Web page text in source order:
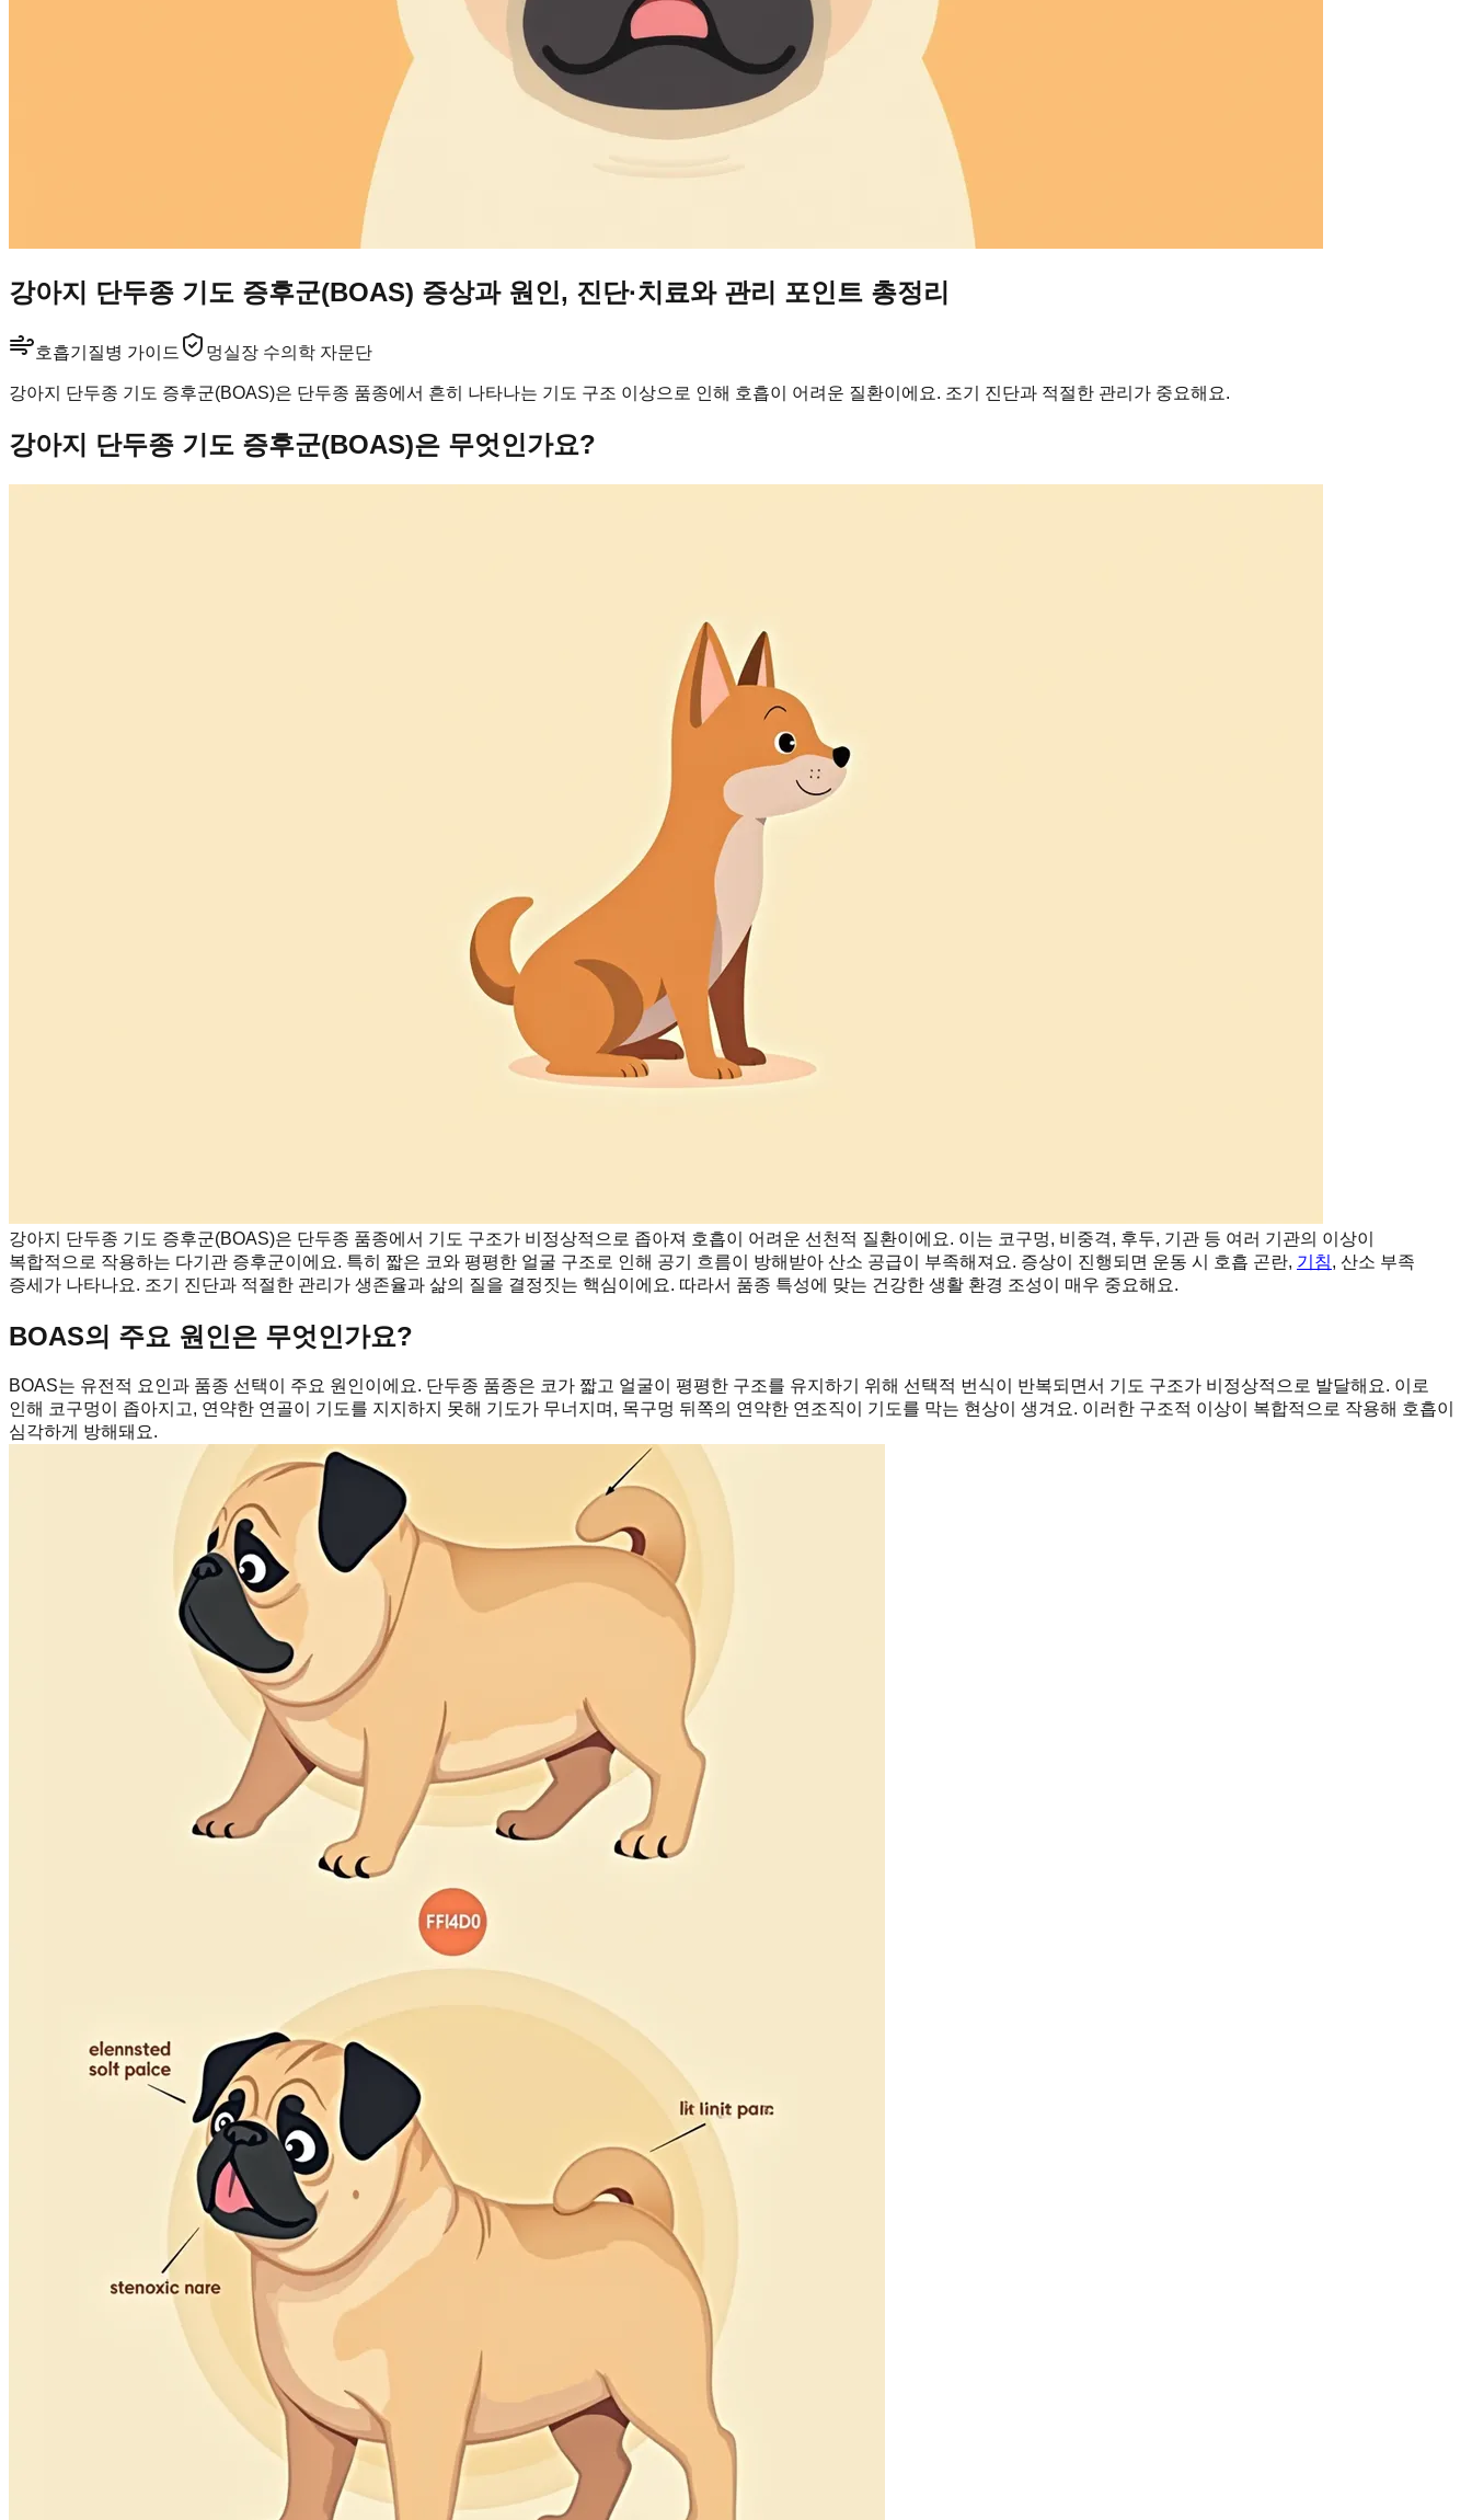
강아지 단두종 기도 증후군(BOAS) 증상과 원인, 진단·치료와 관리 포인트 총정리
호흡기 질병 가이드 멍실장 수의학 자문단
강아지 단두종 기도 증후군(BOAS)은 단두종 품종에서 흔히 나타나는 기도 구조 이상으로 인해 호흡이 어려운 질환이에요. 조기 진단과 적절한 관리가 중요해요.
강아지 단두종 기도 증후군(BOAS)은 무엇인가요?
강아지 단두종 기도 증후군(BOAS)은 단두종 품종에서 기도 구조가 비정상적으로 좁아져 호흡이 어려운 선천적 질환이에요. 이는 코구멍, 비중격, 후두, 기관 등 여러 기관의 이상이
복합적으로 작용하는 다기관 증후군이에요. 특히 짧은 코와 평평한 얼굴 구조로 인해 공기 흐름이 방해받아 산소 공급이 부족해져요. 증상이 진행되면 운동 시 호흡 곤란, 기침, 산소 부족
증세가 나타나요. 조기 진단과 적절한 관리가 생존율과 삶의 질을 결정짓는 핵심이에요. 따라서 품종 특성에 맞는 건강한 생활 환경 조성이 매우 중요해요.
BOAS의 주요 원인은 무엇인가요?
BOAS는 유전적 요인과 품종 선택이 주요 원인이에요. 단두종 품종은 코가 짧고 얼굴이 평평한 구조를 유지하기 위해 선택적 번식이 반복되면서 기도 구조가 비정상적으로 발달해요. 이로
인해 코구멍이 좁아지고, 연약한 연골이 기도를 지지하지 못해 기도가 무너지며, 목구멍 뒤쪽의 연약한 연조직이 기도를 막는 현상이 생겨요. 이러한 구조적 이상이 복합적으로 작용해 호흡이
심각하게 방해돼요.